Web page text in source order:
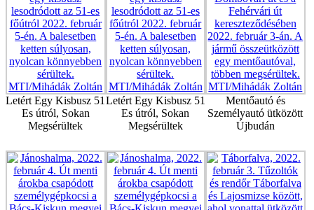
Letért Egy Kisbusz 51
Es útról, Sokan
Megsérültek
Letért Egy Kisbusz 51
Es útról, Sokan
Megsérültek
Mentőautó és
Személyautó ütközött
Újbudán